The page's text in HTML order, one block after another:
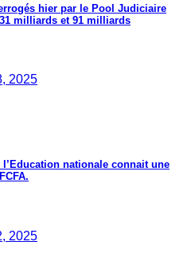
hier par le Pool Judiciaire
milliards et 91 milliards
2025
nationale connait une
2025